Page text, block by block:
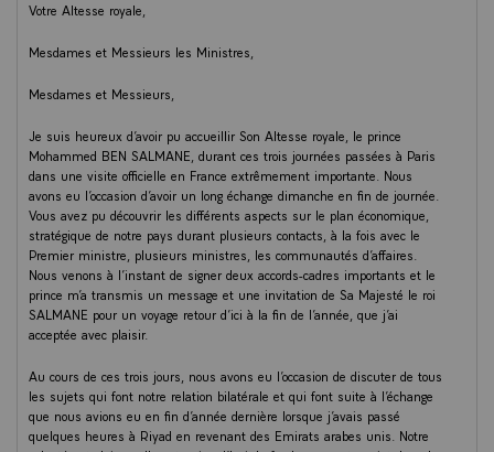
Votre Altesse royale,
Mesdames et Messieurs les Ministres,
Mesdames et Messieurs,
Je suis heureux d’avoir pu accueillir Son Altesse royale, le prince
Mohammed BEN SALMANE, durant ces trois journées passées à Paris
dans une visite officielle en France extrêmement importante. Nous
avons eu l’occasion d’avoir un long échange dimanche en fin de journée.
Vous avez pu découvrir les différents aspects sur le plan économique,
stratégique de notre pays durant plusieurs contacts, à la fois avec le
Premier ministre, plusieurs ministres, les communautés d’affaires.
Nous venons à l’instant de signer deux accords-cadres importants et le
prince m’a transmis un message et une invitation de Sa Majesté le roi
SALMANE pour un voyage retour d’ici à la fin de l’année, que j’ai
acceptée avec plaisir.
Au cours de ces trois jours, nous avons eu l’occasion de discuter de tous
les sujets qui font notre relation bilatérale et qui font suite à l’échange
que nous avions eu en fin d’année dernière lorsque j’avais passé
quelques heures à Riyad en revenant des Emirats arabes unis. Notre